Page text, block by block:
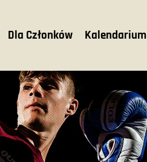
Dla Członków Kalendarium